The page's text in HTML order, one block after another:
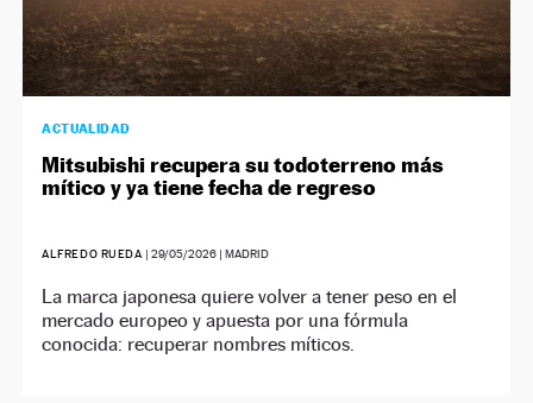
ACTUALIDAD
Mitsubishi recupera su todoterreno más
mítico y ya tiene fecha de regreso
ALFREDO RUEDA |29/05/2026 | MADRID
La marca japonesa quiere volver a tener peso en el
mercado europeo y apuesta por una fórmula
conocida: recuperar nombres míticos.